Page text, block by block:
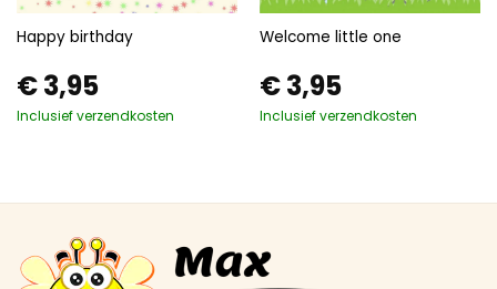
Happy birthday
€3,95
Inclusief verzendkosten
Welcome little one
€3,95
Inclusief verzendkosten